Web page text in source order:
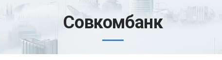
Совкомбанк